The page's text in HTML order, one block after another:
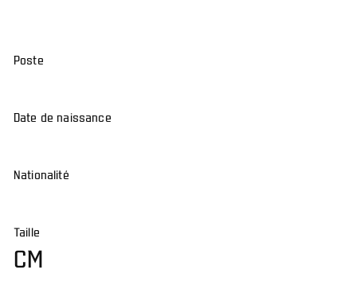
Poste
Date de naissance
Nationalité
Taille
CM